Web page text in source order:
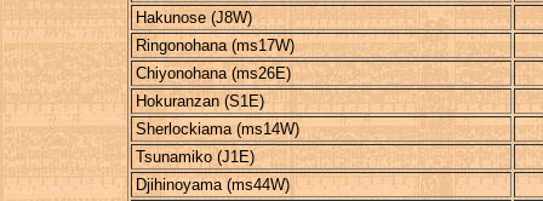
Hakunose (J8W)
Ringonohana (ms17W)
Chiyonohana (ms26E)
Hokuranzan (S1E)
Sherlockiama (ms14W)
Tsunamiko (J1E)
Djihinoyama (ms44W)